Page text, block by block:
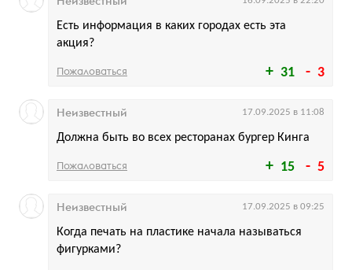
31 3
Есть информация в каких городах есть эта
акция?
Пожаловаться
15 5
Должна быть во всех ресторанах бургер Кинга
Неизвестный 17.09.2025 в 11:08
Пожаловаться
Когда печать на пластике начала называться
фигурками?
Неизвестный 17.09.2025 в 09:25